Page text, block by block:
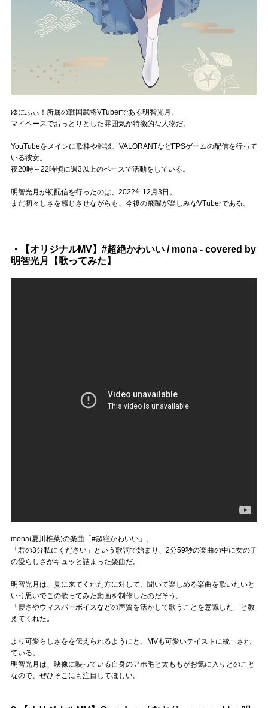
ゆにふぃ！所属の戦国武将VTuberである明智光月。
マイペースでおっとりとした雰囲気が特徴的な人物だ。
YouTubeをメインに歌枠や雑談、VALORANTなどFPSゲームの配信を行って
いる彼女。
夜20時～22時頃に週3以上のペースで活動をしている。
明智光月が初配信を行ったのは、2022年12月3日。
まだ初々しさを感じさせながらも、今後の飛躍が楽しみなVTuberである。
・【オリジナルMV】#超絶かわいい / mona - covered by
明智光月【歌ってみた】
mona(夏川椎菜)の楽曲「#超絶かわいい」。
「君の3分私にください」という歌詞で始まり、2分59秒の楽曲の中に女の子
の愛らしさがギュッと詰まった楽曲だ。
明智光月は、見に来てくれた方に対して、聞いて楽しめる楽曲を歌いたいと
いう思いでこの歌ってみた動画を制作したのだそう。
「儚さやウィスパーボイスなどの声質を活かして歌うことを意識した」と教
えてくれた。
より可愛らしさをを伝えられるようにと、MVも可愛いテイストに統一され
ている。
明智光月は、映像に映っている自身のアホ毛と太ももがお気に入りとのこと
なので、ぜひそこにも注目してほしい。